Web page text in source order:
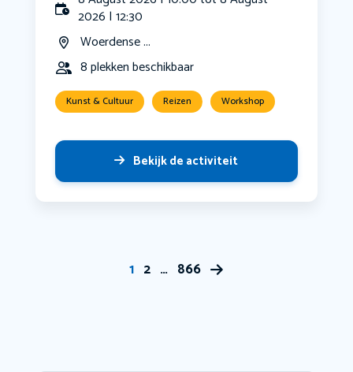
2026 | 12:30
Woerdense ...
8 plekken beschikbaar
Kunst & Cultuur Reizen Workshop
Bekijk de activiteit
1 2 … 866